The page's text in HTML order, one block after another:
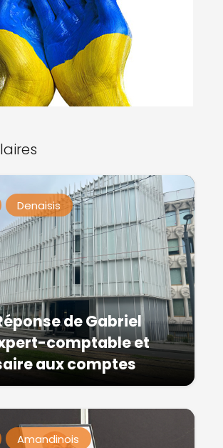
Denaisis
de Gabriel
comptable et
aux comptes
Amandinois